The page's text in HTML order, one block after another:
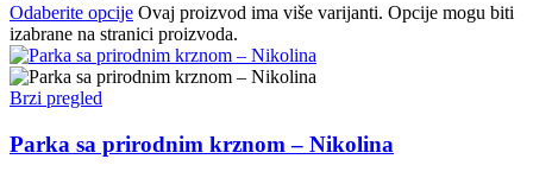
Odaberite opcije Ovaj proizvod ima više varijanti. Opcije mogu biti
izabrane na stranici proizvoda.
Brzi pregled
Parka sa prirodnim krznom – Nikolina